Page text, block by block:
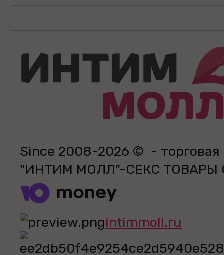
Since 2008-2026 © - торговая
"ИНТИМ МОЛЛ"-СЕКС
intimmoll.ru